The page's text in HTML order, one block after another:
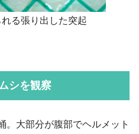
る張り出した突起
シを観察
。大部分が腹部でヘルメット